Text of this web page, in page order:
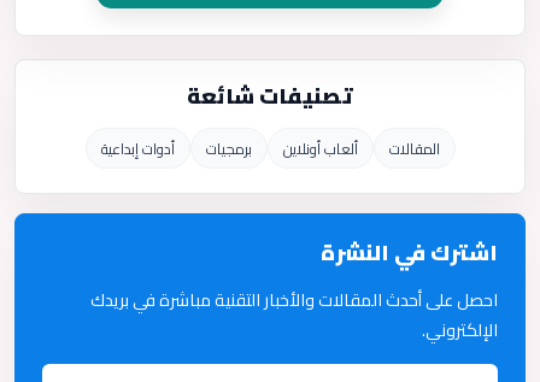
تصنيفات شائعة
المقالات ألعاب أونلاين برمجيات أدوات إبداعية
اشترك في النشرة
احصل على أحدث المقالات والأخبار التقنية مباشرة في بريدك
الإلكتروني.